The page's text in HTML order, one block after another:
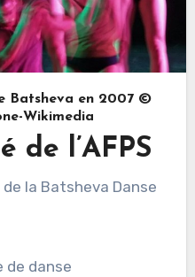
Batsheva en 2007 ©
Wikimedia
de l’AFPS
de danse